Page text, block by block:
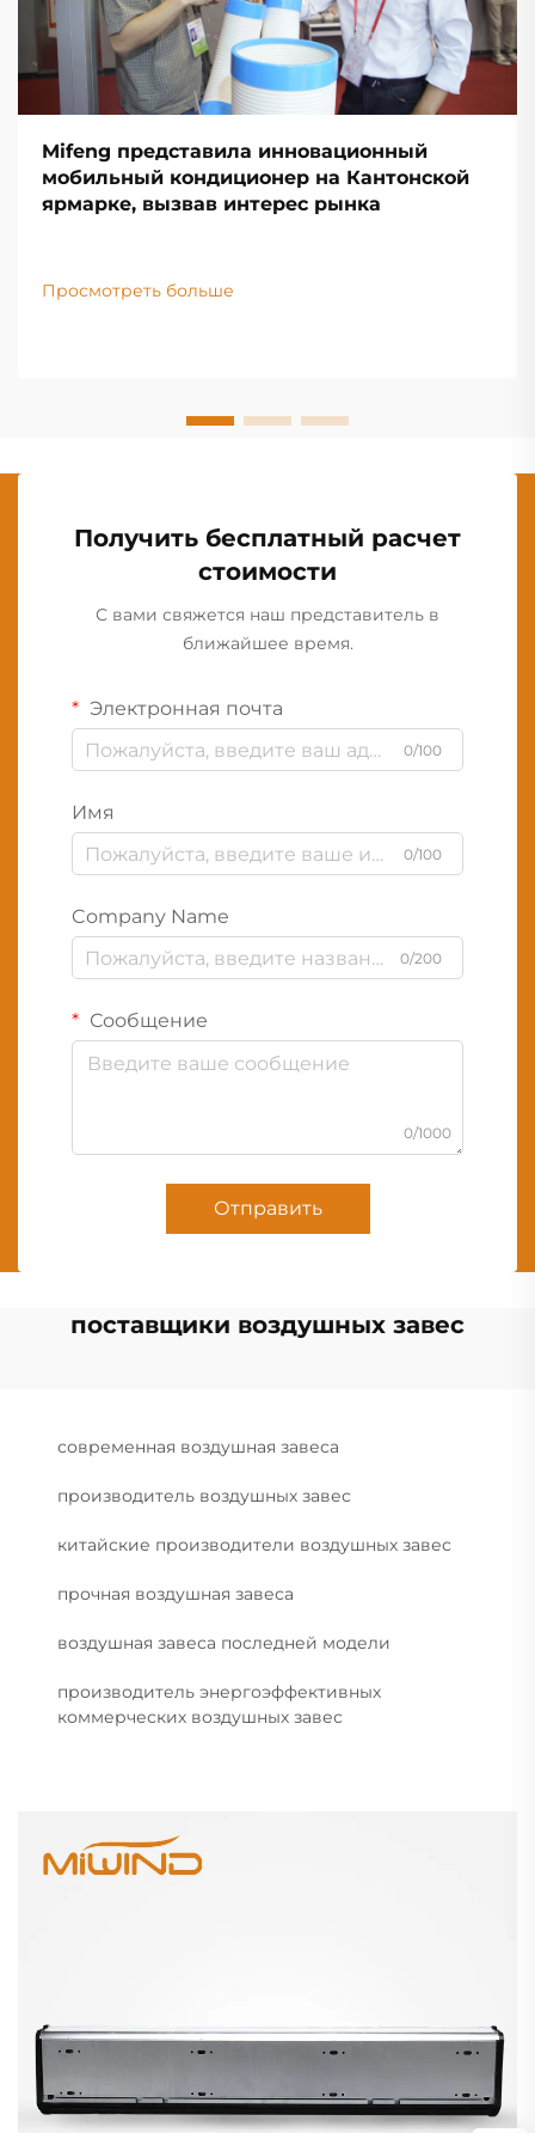
Mifeng представила инновационный
мобильный кондиционер на Кантонской
ярмарке, вызвав интерес рынка
Просмотреть больше
Получить бесплатный расчет
стоимости
С вами свяжется наш представитель в
ближайшее время.
Электронная почта
0/100
Имя
0/100
Company Name
0/200
Сообщение
0/1000
Отправить
поставщики воздушных завес
современная воздушная завеса
производитель воздушных завес
китайские производители воздушных завес
прочная воздушная завеса
воздушная завеса последней модели
производитель энергоэффективных
коммерческих воздушных завес